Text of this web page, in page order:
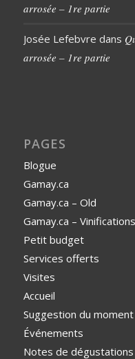
arrosée – 1re partie
Josée Lefebvre dans
arrosée – 1re partie
PAGES
Blogue
Gamay.ca
Gamay.ca – Old
Gamay.ca – Vinifications
Petit budget
Services offerts
Visites
Accueil
Suggestion du moment
Événements
Notes de dégustations